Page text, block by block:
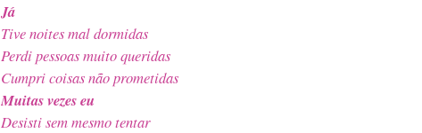
Já
Tive noites mal dormidas
Perdi pessoas muito queridas
Cumpri coisas não prometidas
Muitas vezes eu
Desisti sem mesmo tentar